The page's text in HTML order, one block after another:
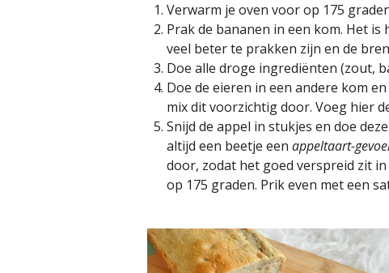
Verwarm je oven voor op 175
Prak de bananen in een kom. Het
veel beter te prakken zijn en de
Doe alle droge ingrediënten (zout,
Doe de eieren in een andere kom
mix dit voorzichtig door. Voeg hier
Snijd de appel in stukjes en doe
altijd een beetje een appeltaart-
door, zodat het goed verspreid zit
op 175 graden. Prik even met een